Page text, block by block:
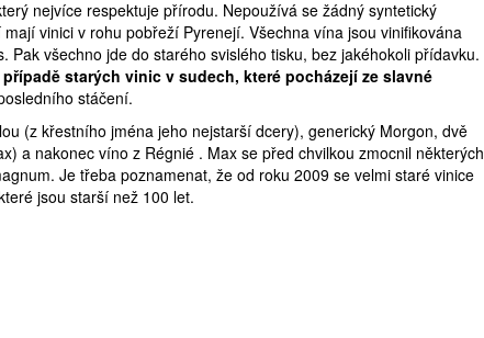
nejvíce respektuje přírodu. Nepoužívá se žádný syntetický
vinici v rohu pobřeží Pyrenejí. Všechna vína jsou vinifikována
všechno jde do starého svislého tisku, bez jakéhokoli přídavku.
starých vinic v sudech, které pocházejí ze slavné
stáčení.
(z křestního jména jeho nejstarší dcery), generický Morgon, dvě
a nakonec víno z Régnié . Max se před chvilkou zmocnil některých
Je třeba poznamenat, že od roku 2009 se velmi staré vinice
jsou starší než 100 let.